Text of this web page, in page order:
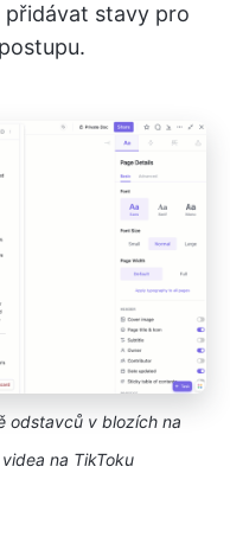
stavy pro
odstavců v blozích na
na TikToku